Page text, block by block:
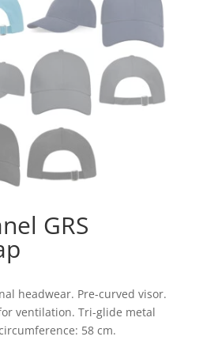
GRS
headwear. Pre-curved visor.
ventilation. Tri-glide metal
58 cm.